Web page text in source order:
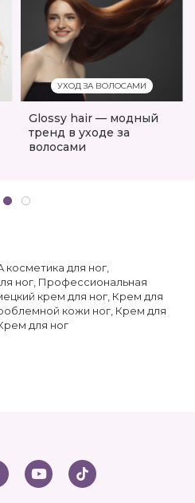
УХОД ЗА ВОЛОСАМИ
Glossy hair — модный
тренд в уходе за
волосами
косметика для ног
ног Профессиональная
крем для ног Крем для
кожи ног Крем для
для ног